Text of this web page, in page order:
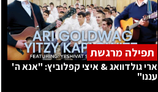
תפילה מרגשת
ארי גולדוואג & איצי קפלוביץ: "אנא ה'
עננו"